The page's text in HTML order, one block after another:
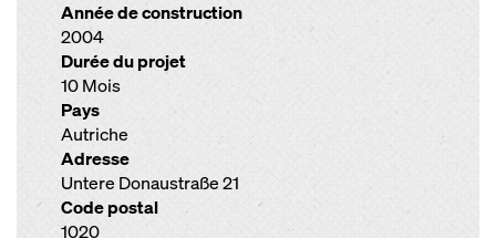
Année de construction
2004
Durée du projet
10 Mois
Pays
Autriche
Adresse
Untere Donaustraße 21
Code postal
1020